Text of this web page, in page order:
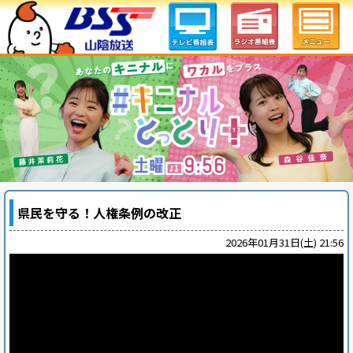
県民を守る！人権条例の改正
2026年01月31日(土) 21:56